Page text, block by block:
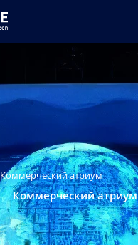
Коммерческий атриум
Коммерческий атриум